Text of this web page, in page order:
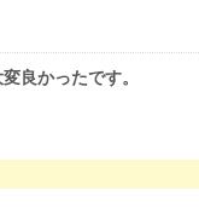
良かったです。